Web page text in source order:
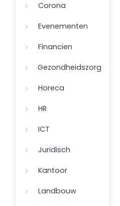
Corona
Evenementen
Financien
Gezondheidszorg
Horeca
HR
ICT
Juridisch
Kantoor
Landbouw